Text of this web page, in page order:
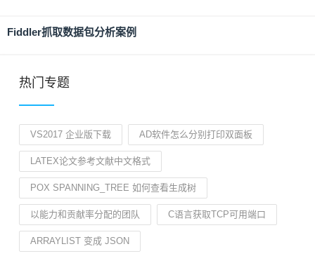
Fiddler抓取数据包分析案例
热门专题
VS2017 企业版下载 AD软件怎么分别打印双面板
LATEX论文参考文献中文格式
POX SPANNING_TREE 如何查看生成树
以能力和贡献率分配的团队 C语言获取TCP可用端口
ARRAYLIST 变成 JSON